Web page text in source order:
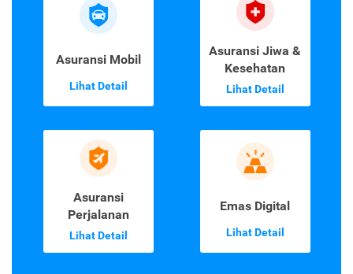
Asuransi Mobil
Lihat Detail
Asuransi Jiwa &
Kesehatan
Lihat Detail
Asuransi
Perjalanan
Lihat Detail
Emas Digital
Lihat Detail